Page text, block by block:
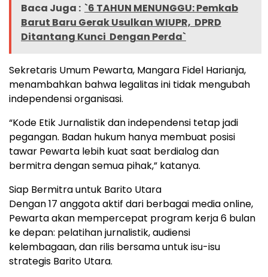
Baca Juga : `6 TAHUN MENUNGGU: Pemkab
Barut Baru Gerak Usulkan WIUPR, DPRD
Ditantang Kunci Dengan Perda`
Sekretaris Umum Pewarta, Mangara Fidel Harianja,
menambahkan bahwa legalitas ini tidak mengubah
independensi organisasi.
“Kode Etik Jurnalistik dan independensi tetap jadi
pegangan. Badan hukum hanya membuat posisi
tawar Pewarta lebih kuat saat berdialog dan
bermitra dengan semua pihak,” katanya.
Siap Bermitra untuk Barito Utara
Dengan 17 anggota aktif dari berbagai media online,
Pewarta akan mempercepat program kerja 6 bulan
ke depan: pelatihan jurnalistik, audiensi
kelembagaan, dan rilis bersama untuk isu-isu
strategis Barito Utara.